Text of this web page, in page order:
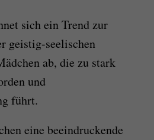
sich ein Trend zur
geistig-seelischen
ab, die zu stark
und
führt.
eine beeindruckende